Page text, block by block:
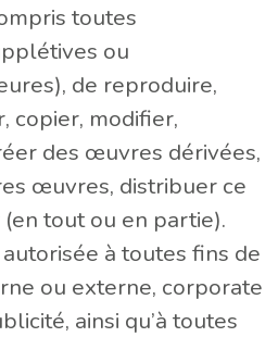
toutes
ou
de reproduire,
copier, modifier,
des œuvres dérivées,
œuvres, distribuer ce
tout ou en partie).
à toutes fins de
ou externe, corporate
ainsi qu’à toutes